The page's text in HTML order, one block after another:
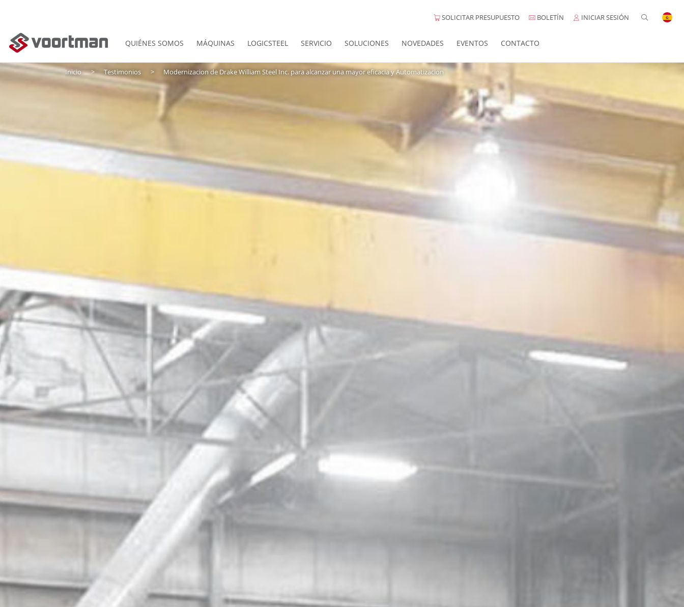
SOLICITAR PRESUPUESTO BOLETÍN INICIAR SESIÓN
QUIÉNES SOMOS MÁQUINAS LOGICSTEEL SERVICIO SOLUCIONES NOVEDADES EVENTOS CONTACTO
Inicio Testimonios Modernizacion de Drake William Steel Inc. para alcanzar una mayor eficacia y Automatizacion